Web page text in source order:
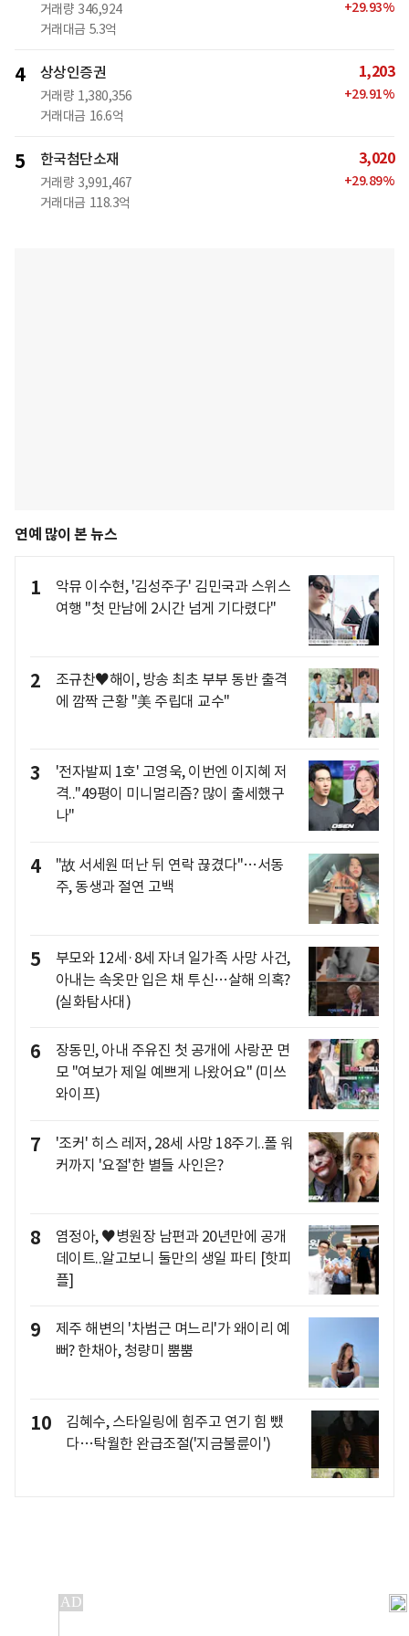
거래량 346,924
거래대금 5.3억
+29.93%
4 상상인증권
거래량 1,380,356
거래대금 16.6억
1,203
+29.91%
5 한국첨단소재
거래량 3,991,467
거래대금 118.3억
3,020
+29.89%
연예 많이 본 뉴스
1
악뮤 이수현, '김성주子' 김민국과 스위스
여행 "첫 만남에 2시간 넘게 기다렸다"
2
조규찬♥해이, 방송 최초 부부 동반 출격
에 깜짝 근황 "美 주립대 교수"
3
'전자발찌 1호' 고영욱, 이번엔 이지혜 저
격.."49평이 미니멀리즘? 많이 출세했구
나"
4
"故 서세원 떠난 뒤 연락 끊겼다"…서동
주, 동생과 절연 고백
5
부모와 12세·8세 자녀 일가족 사망 사건,
아내는 속옷만 입은 채 투신…살해 의혹?
(실화탐사대)
6
장동민, 아내 주유진 첫 공개에 사랑꾼 면
모 "여보가 제일 예쁘게 나왔어요" (미쓰
와이프)
7
'조커' 히스 레저, 28세 사망 18주기..폴 워
커까지 '요절'한 별들 사인은?
8
염정아, ♥병원장 남편과 20년만에 공개
데이트..알고보니 둘만의 생일 파티 [핫피
플]
9
제주 해변의 '차범근 며느리'가 왜이리 예
뻐? 한채아, 청량미 뿜뿜
10
김혜수, 스타일링에 힘주고 연기 힘 뺐
다…탁월한 완급조절('지금불륜이')